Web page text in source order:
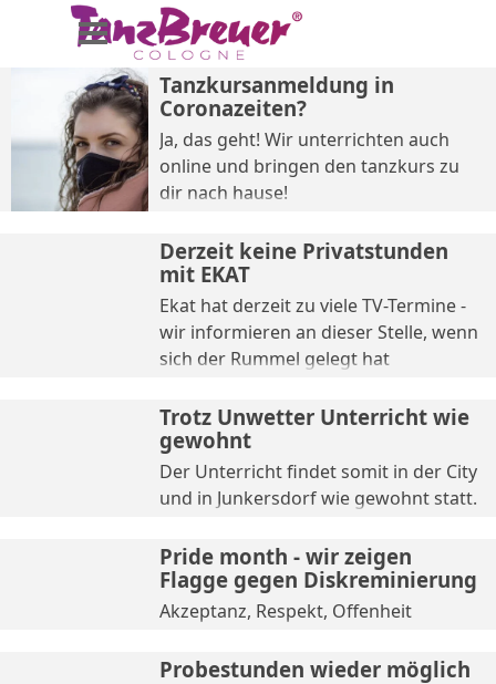
Direkt zum Seiteninhalt
Menü überspringen
Tanzkursanmeldung in
Coronazeiten?
Ja, das geht! Wir unterrichten auch
online und bringen den tanzkurs zu
dir nach hause!
Derzeit keine Privatstunden
mit EKAT
Ekat hat derzeit zu viele TV-Termine -
wir informieren an dieser Stelle, wenn
sich der Rummel gelegt hat
Trotz Unwetter Unterricht wie
gewohnt
Der Unterricht findet somit in der City
und in Junkersdorf wie gewohnt statt.
Pride month - wir zeigen
Flagge gegen Diskreminierung
Akzeptanz, Respekt, Offenheit
Probestunden wieder möglich